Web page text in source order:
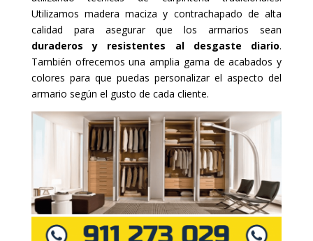
Utilizamos madera maciza y contrachapado de alta
calidad para asegurar que los armarios sean
duraderos y resistentes al desgaste diario.
También ofrecemos una amplia gama de acabados y
colores para que puedas personalizar el aspecto del
armario según el gusto de cada cliente.